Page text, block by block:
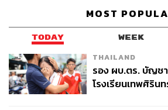
MOST
TODAY WEEK
THAILAND
รอง ผบ.ตร. บัญช
โรงเรียนเทพศิริน